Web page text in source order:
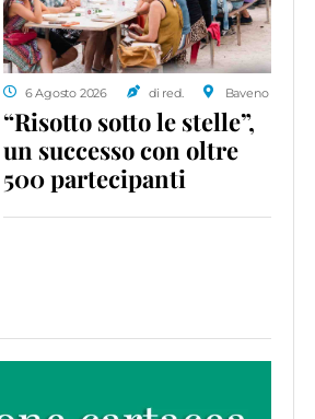
6 Agosto 2026 di red. Baveno
“Risotto sotto le stelle”,
un successo con oltre
500 partecipanti